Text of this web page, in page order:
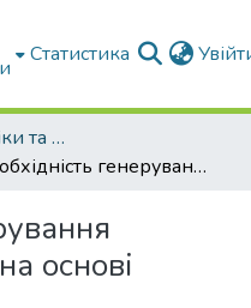
Статистика
Факультет Економіки та бізнесу
Необхідність генерування інноваційних ідей на основі інтрамаркетингу
основі